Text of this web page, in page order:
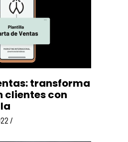
transforma
clientes con